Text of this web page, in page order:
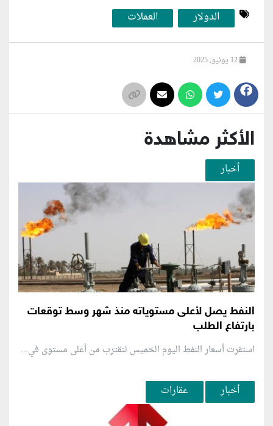
الدولار
العملات
الأكثر مشاهدة
أخبار
النفط يصل لأعلى مستوياته منذ شهر وسط توقعات
بارتفاع الطلب
استقرت أسعار النفط اليوم الخميس لتقترب من أعلى مستوى في...
أخبار عقارات